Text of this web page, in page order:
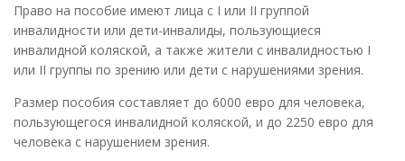
Право на пособие имеют лица с I или II группой
инвалидности или дети-инвалиды, пользующиеся
инвалидной коляской, а также жители с инвалидностью I
или II группы по зрению или дети с нарушениями зрения.
Размер пособия составляет до 6000 евро для человека,
пользующегося инвалидной коляской, и до 2250 евро для
человека с нарушением зрения.